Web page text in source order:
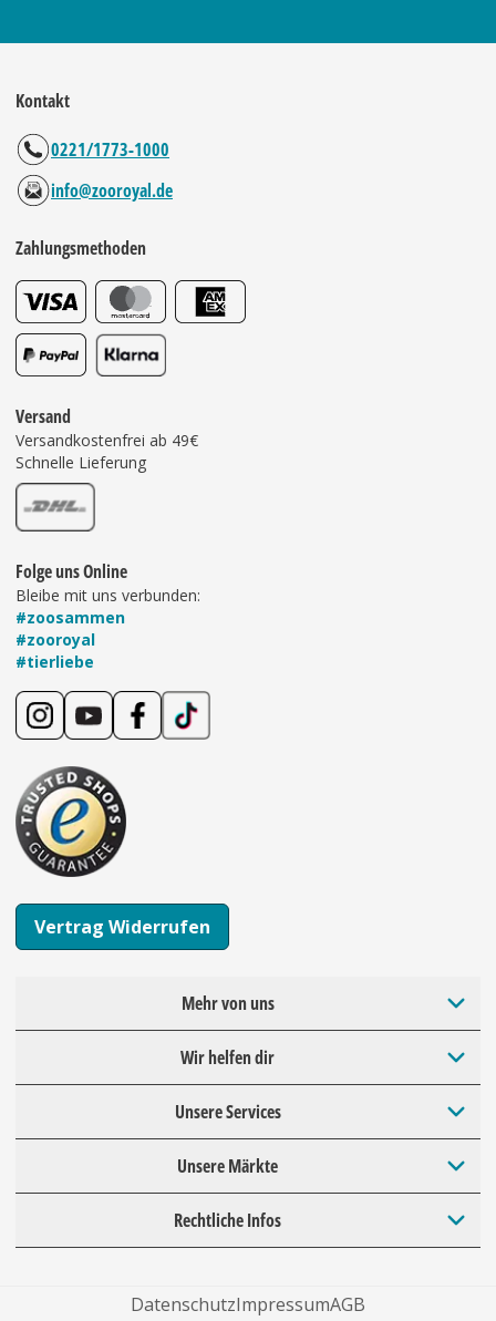
Kontakt
0221/1773-1000
info@zooroyal.de
Zahlungsmethoden
Versand
Versandkostenfrei ab 49€
Schnelle Lieferung
Folge uns Online
Bleibe mit uns verbunden:
#zoosammen
#zooroyal
#tierliebe
Vertrag Widerrufen
Mehr von uns
Wir helfen dir
Unsere Services
Unsere Märkte
Rechtliche Infos
DatenschutzImpressumAGB